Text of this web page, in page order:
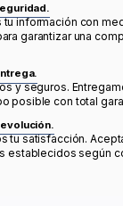
información con
garantizar una
y seguros.
posible con total
tu satisfacción.
establecidos según